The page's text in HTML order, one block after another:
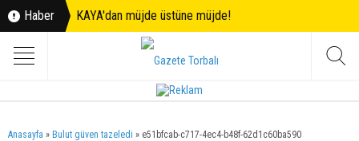
Haber KAYA'dan müjde üstüne müjde!
Anasayfa » Bulut güven tazeledi » e51bfcab-c717-4ec4-b48f-62d1c60ba590